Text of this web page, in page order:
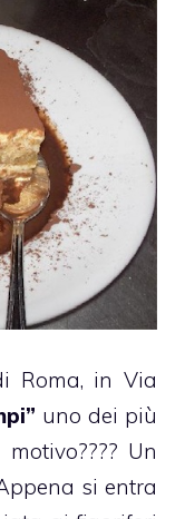
Roma, in Via
uno dei più
Un
si entra